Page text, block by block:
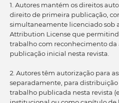
1. Autores mantém os direitos
direito de primeira publicação,
simultaneamente licenciado sob
Attribution License que
trabalho com reconhecimento
publicação inicial nesta revista.
2. Autores têm autorização para
separadamente, para
trabalho publicada nesta revista